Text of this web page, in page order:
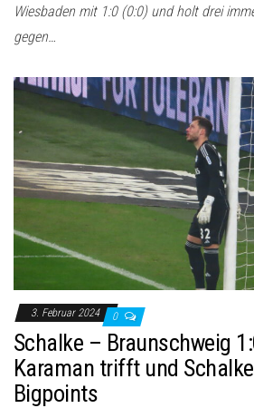
Wiesbaden mit 1:0 (0:0) und holt drei
gegen…
3. Februar 2024 0
Schalke – Braunschweig
Karaman trifft und
Bigpoints